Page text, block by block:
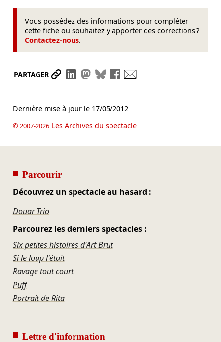
Vous possédez des informations pour compléter
cette fiche ou souhaitez y apporter des corrections ?
Contactez-nous.
PARTAGER Partager le lien
Partager sur LinkedIn
Partager sur Mastodon
Partager sur Bluesky
Partager sur Facebook
Dernière mise à jour le 17/05/2012
© 2007-2026Les Archives du spectacle
Parcourir
Découvrez un spectacle au hasard :
Douar Trio
Parcourez les derniers spectacles :
Six petites histoires d'Art Brut
Si le loup l'était
Ravage tout court
Puff
Portrait de Rita
Lettre d'information